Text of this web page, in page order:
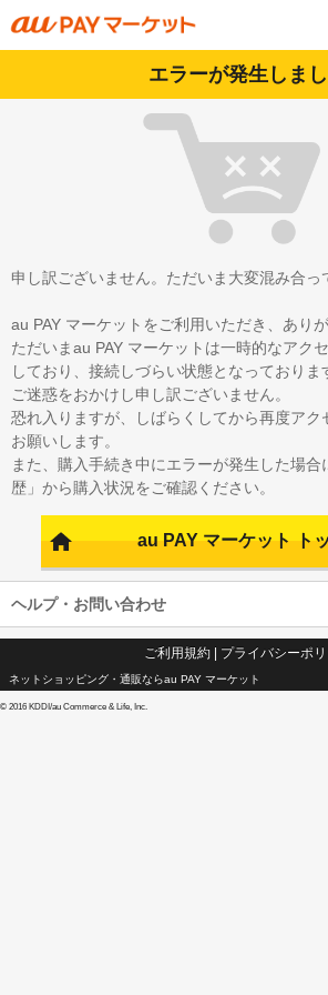
エラーが発生しま
申し訳ございません。ただいま大変混み合っ
au PAY マーケットをご利用いただき、あり
ただいまau PAY マーケットは一時的なアク
しており、接続しづらい状態となっておりま
ご迷惑をおかけし申し訳ございません。
恐れ入りますが、しばらくしてから再度アク
お願いします。
また、購入手続き中にエラーが発生した場合
歴」から購入状況をご確認ください。
au PAY マーケット ト
ヘルプ・お問い合わせ
ご利用規約| プライバシーポ
ネットショッピング・通販ならau PAY マーケット
© 2016 KDDI/au Commerce & Life, Inc.